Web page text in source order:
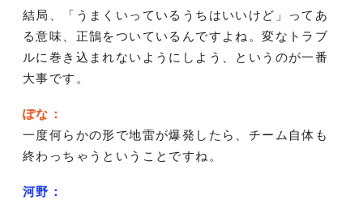
結局、「うまくいっているうちはいいけど」ってあ
る意味、正鵠をついているんですよね。変なトラブ
ルに巻き込まれないようにしよう、というのが一番
大事です。
ぽな：
一度何らかの形で地雷が爆発したら、チーム自体も
終わっちゃうということですね。
河野：